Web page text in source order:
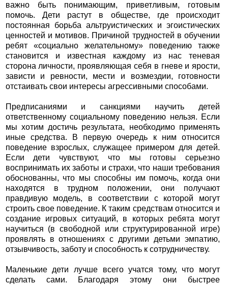
важно быть понимающим, приветливым, готовым
помочь. Дети растут в обществе, где происходит
постоянная борьба альтруистических и эгоистических
ценностей и мотивов. Причиной трудностей в обучении
ребят «социально желательному» поведению также
становится и известная каждому из нас теневая
сторона личности, проявляющая себя в гневе и ярости,
зависти и ревности, мести и возмездии, готовности
отстаивать свои интересы агрессивными способами.
Предписаниями и санкциями научить детей
ответственному социальному поведению нельзя. Если
мы хотим достичь результата, необходимо применять
иные средства. В первую очередь к ним относится
поведение взрослых, служащее примером для детей.
Если дети чувствуют, что мы готовы серьезно
воспринимать их заботы и страхи, что наши требования
обоснованны, что мы способны им помочь, когда они
находятся в трудном положении, они получают
правдивую модель, в соответствии с которой могут
строить свое поведение. К таким средствам относится и
создание игровых ситуаций, в которых ребята могут
научиться (в свободной или структурированной игре)
проявлять в отношениях с другими детьми эмпатию,
отзывчивость, заботу и способность к сотрудничеству.
Маленькие дети лучше всего учатся тому, что могут
сделать сами. Благодаря этому они быстрее